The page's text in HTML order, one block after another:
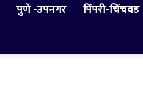
पुणे -उपनगर पिंपरी-चिंचवड